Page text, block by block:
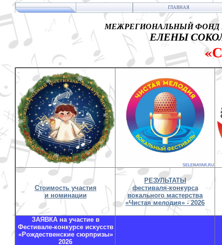
ГЛАВНАЯ
МЕЖРЕГИОНАЛЬНЫЙ ФОНД
ЕЛЕНЫ
Стоимость участия
и номинации
РЕЗУЛЬТАТЫ
фестиваля-конкурса
вокального мастерства
«Чистая мелодия» - 2026
ЗАЯВКА на участие в
Фестивале-конкурсе искусств
«Рождественские сюрпризы»
2026